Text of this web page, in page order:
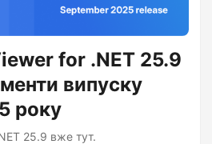
for .NET 25.9
випуску
року
25.9 вже тут.